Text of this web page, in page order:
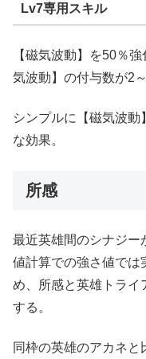
Lv7専用スキル
【磁気波動】を50％
気波動】の付与数が2
シンプルに【磁気波動
な効果。
所感
最近英雄間のシナジー
値計算での強さ値では
め、所感と英雄トライ
する。
同枠の英雄のアカネと